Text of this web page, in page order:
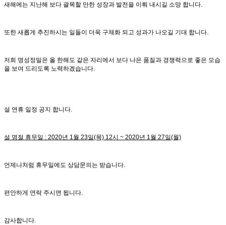
새해에는 지난해 보다 괄목할 만한 성장과 발전을 이뤄 내시길 소망 합니다.
또한 새롭게 추진하시는 일들이 더욱 구체화 되고 성과가 나오길 기대 합니다.
저희 명성정밀은 올 한해도 같은 자리에서 보다 나은 품질과 경쟁력으로 좋은 모습
을 보여 드리도록 노력하겠습니다.
설 연휴 일정 공지 합니다.
설 명절 휴무일 : 2020년 1월 23일(목) 12시 ~ 2020년 1월 27일(월)
언제나처럼 휴무일에도 상담문의는 받습니다.
편안하게 연락 주시면 됩니다.
감사합니다.